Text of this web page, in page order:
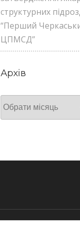
структурних
“Перший
ЦПМСД”
Архів
Архів